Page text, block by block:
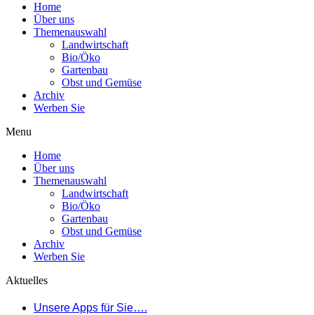
Home
Über uns
Themenauswahl
Landwirtschaft
Bio/Öko
Gartenbau
Obst und Gemüse
Archiv
Werben Sie
Menu
Home
Über uns
Themenauswahl
Landwirtschaft
Bio/Öko
Gartenbau
Obst und Gemüse
Archiv
Werben Sie
Aktuelles
Unsere Apps für Sie….